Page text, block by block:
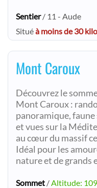
Sentier/ 11 - Aude
Situéà moins de 30
Mont Caroux
Découvrez le
Mont Caroux :
panoramique, faune
et vues sur la
au cœur du massif
Idéal pour les
nature et de grands
Sommet /Altitude: